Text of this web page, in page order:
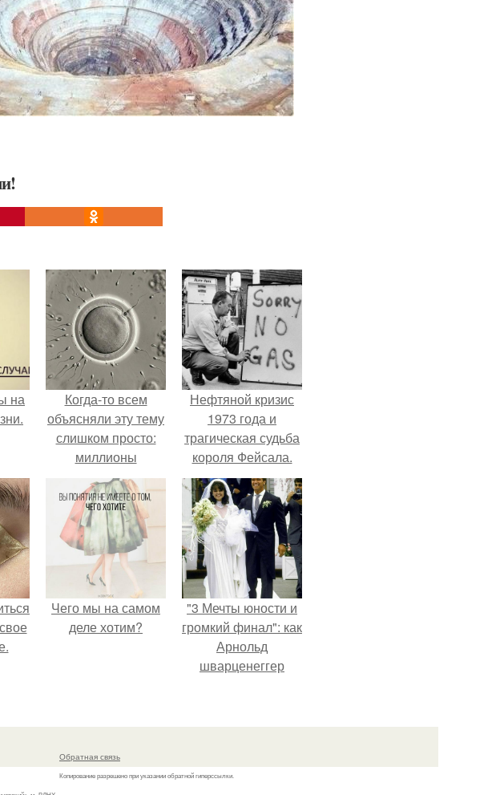
на
Когда-то всем
объясняли эту тему
слишком просто:
миллионы
сперматозоидов
бегут к цели, а
побеждает самый
быстрый.
Нефтяной кризис
1973 года и
трагическая судьба
короля Фейсала.
Чего мы на самом
деле хотим?
"3 Мечты юности и
громкий финал": как
Арнольд
шварценеггер
Кеннеди.
Обратная связь
Копирование разрешено при указании обратной гиперссылки.